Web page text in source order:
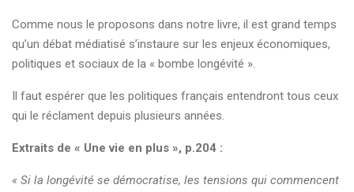
Comme nous le proposons dans notre livre, il est grand temps
qu’un débat médiatisé s’instaure sur les enjeux économiques,
politiques et sociaux de la « bombe longévité ».
Il faut espérer que les politiques français entendront tous ceux
qui le réclament depuis plusieurs années.
Extraits de « Une vie en plus », p.204 :
« Si la longévité se démocratise, les tensions qui commencent